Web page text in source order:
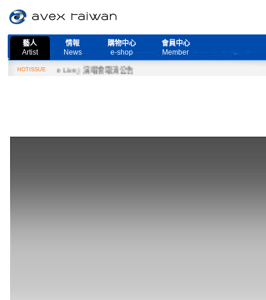
藝人
Artist
情報
News
購物中心
e-shop
會員中心
Member
HOTISSUE
More Live』演唱會取消公告